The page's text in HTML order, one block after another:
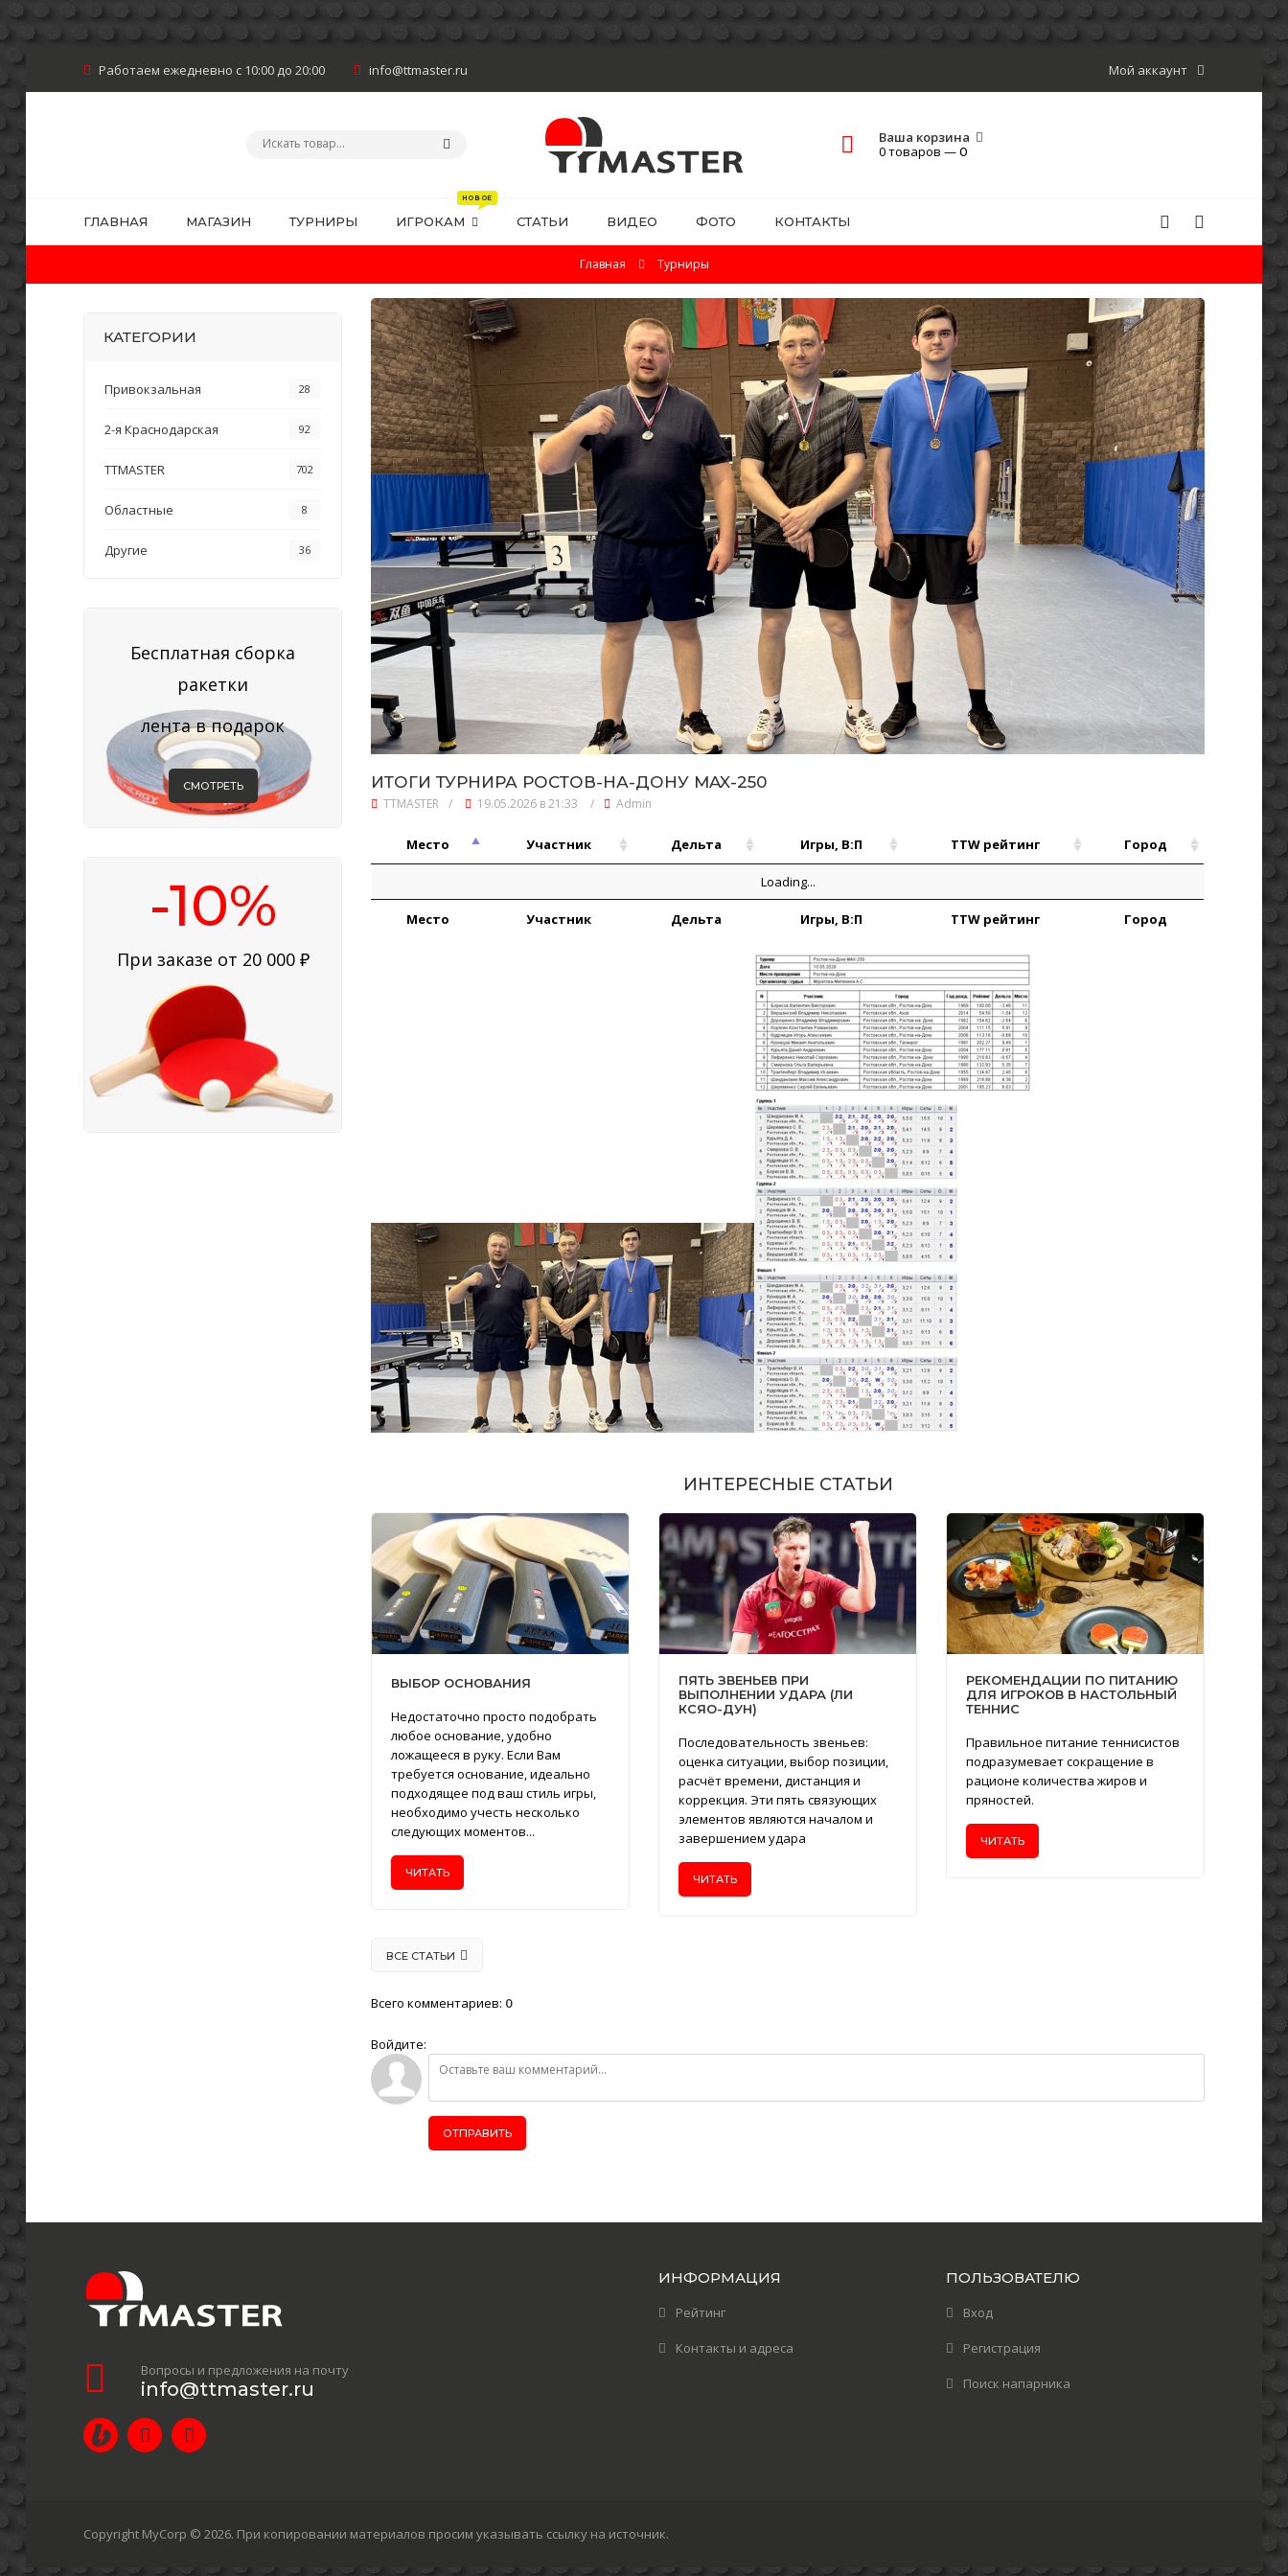
Мой аккаунт
Работаем ежедневно с 10:00 до 20:00 info@ttmaster.ru
Ваша корзина
0 товаров —0
ГЛАВНАЯ МАГАЗИН ТУРНИРЫ ИГРОКАМ СТАТЬИ ВИДЕО ФОТО КОНТАКТЫ
Главная Турниры
ИТОГИ ТУРНИРА РОСТОВ-НА-ДОНУ MAX-250
TTMASTER / 19.05.2026 в 21:33 / Admin
Место Участник Дельта Игры, В:П TTW рейтинг
Город
Loading...
Место Участник Дельта Игры, В:П TTW рейтинг Город
ИНТЕРЕСНЫЕ СТАТЬИ
ВЫБОР ОСНОВАНИЯ
Недостаточно просто подобрать
любое основание, удобно
ложащееся в руку. Если Вам
требуется основание, идеально
подходящее под ваш стиль игры,
необходимо учесть несколько
следующих моментов...
ЧИТАТЬ
ПЯТЬ ЗВЕНЬЕВ ПРИ
ВЫПОЛНЕНИИ УДАРА (ЛИ
КСЯО-ДУН)
Последовательность звеньев:
оценка ситуации, выбор позиции,
расчёт времени, дистанция и
коррекция. Эти пять связующих
элементов являются началом и
завершением удара
ЧИТАТЬ
РЕКОМЕНДАЦИИ ПО ПИТАНИЮ
ДЛЯ ИГРОКОВ В НАСТОЛЬНЫЙ
ТЕННИС
Правильное питание теннисистов
подразумевает сокращение в
рационе количества жиров и
пряностей.
ЧИТАТЬ
ВСЕ СТАТЬИ
Всего комментариев: 0
Войдите:
ОТПРАВИТЬ
КАТЕГОРИИ
Привокзальная 28
2-я Краснодарская 92
TTMASTER 702
Областные 8
Другие 36
Бесплатная сборка
ракетки
лента в подарок
СМОТРЕТЬ
-10%
При заказе от 20 000 ₽
Вопросы и предложения на почту
info@ttmaster.ru
ИНФОРМАЦИЯ
Рейтинг
Контакты и адреса
ПОЛЬЗОВАТЕЛЮ
Вход
Регистрация
Поиск напарника
Copyright MyCorp © 2026. При копировании материалов просим указывать ссылку на источник.